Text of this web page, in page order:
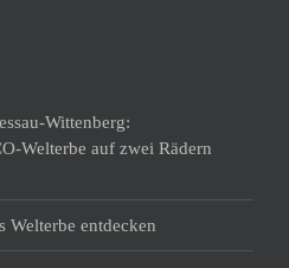
Wittenberg:
Welterbe auf zwei Rädern
Welterbe entdecken